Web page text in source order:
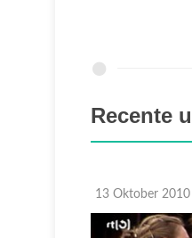
Recente
13 Oktober 2010